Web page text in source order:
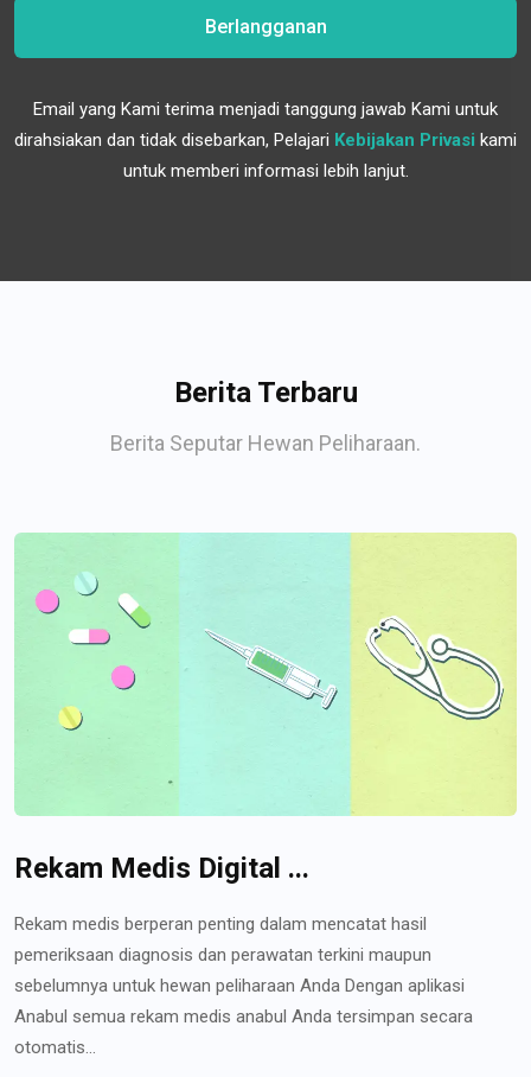
Berlangganan
Email yang Kami terima menjadi tanggung jawab Kami untuk
dirahsiakan dan tidak disebarkan, Pelajari Kebijakan Privasi kami
untuk memberi informasi lebih lanjut.
Berita Terbaru
Berita Seputar Hewan Peliharaan.
Rekam Medis Digital ...
Rekam medis berperan penting dalam mencatat hasil
pemeriksaan diagnosis dan perawatan terkini maupun
sebelumnya untuk hewan peliharaan Anda Dengan aplikasi
Anabul semua rekam medis anabul Anda tersimpan secara
otomatis...